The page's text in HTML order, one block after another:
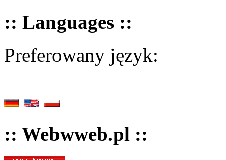
:: Languages ::
Preferowany język:
:: Webwweb.pl ::